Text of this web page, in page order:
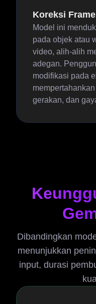
Koreksi
Model ini
pada objek atau
video, alih-alih
adegan.
modifikasi pada
gerakan, dan
Dibandingkan
menunjukkan
input, durasi